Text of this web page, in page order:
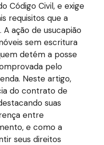
Código Civil, e exige
requisitos que a
ação de usucapião
sem escritura
detém a posse
pelo
Neste artigo,
do contrato de
suas
entre
e como a
seus direitos